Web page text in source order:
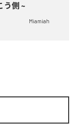
う側 ~
Miamiah